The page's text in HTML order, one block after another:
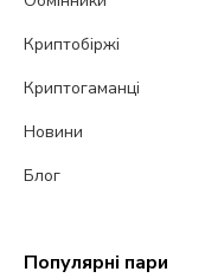
Криптобіржі
Криптогаманці
Новини
Блог
Популярні пари